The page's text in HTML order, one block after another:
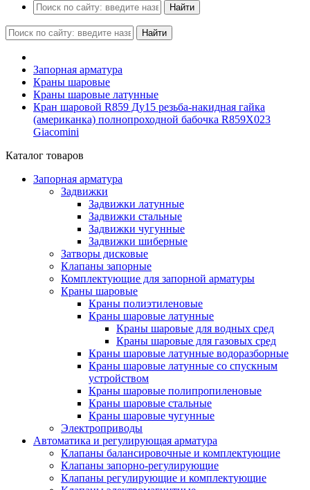
Найти
Найти
Запорная арматура
Краны шаровые
Краны шаровые латунные
Кран шаровой R859 Ду15 резьба-накидная гайка
(американка) полнопроходной бабочка R859X023
Giacomini
Каталог товаров
Запорная арматура
Задвижки
Задвижки латунные
Задвижки стальные
Задвижки чугунные
Задвижки шиберные
Затворы дисковые
Клапаны запорные
Комплектующие для запорной арматуры
Краны шаровые
Краны полиэтиленовые
Краны шаровые латунные
Краны шаровые для водных сред
Краны шаровые для газовых сред
Краны шаровые латунные водоразборные
Краны шаровые латунные со спускным
устройством
Краны шаровые полипропиленовые
Краны шаровые стальные
Краны шаровые чугунные
Электроприводы
Автоматика и регулирующая арматура
Клапаны балансировочные и комплектующие
Клапаны запорно-регулирующие
Клапаны регулирующие и комплектующие